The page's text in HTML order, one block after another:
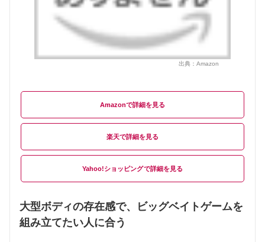
出典： Amazon
Amazon
楽天
Yahoo!ショッピング
大型ボディの存在感で、ビッグベイトゲームを
組み立てたい人に合う